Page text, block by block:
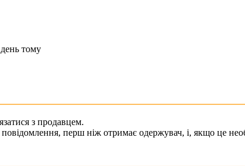
тому
з продавцем.
перш ніж отримає одержувач, і, якщо це